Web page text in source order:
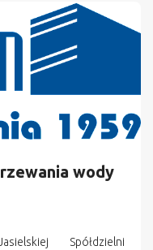
wody
Spółdzielni